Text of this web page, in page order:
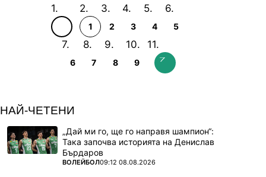
1 2 3 4 5
6 7 8 9
НАЙ-ЧЕТЕНИ
„Дай ми го, ще го направя шампион“:
Така започва историята на Денислав
Бърдаров
ПОВЕЧЕ ОТ
ВОЛЕЙБОЛ09:12 08.08.2026